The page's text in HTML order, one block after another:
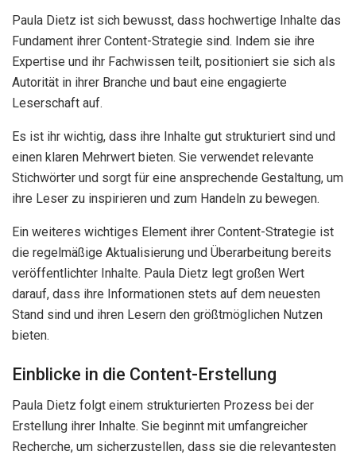
Paula Dietz ist sich bewusst, dass hochwertige Inhalte das
Fundament ihrer Content-Strategie sind. Indem sie ihre
Expertise und ihr Fachwissen teilt, positioniert sie sich als
Autorität in ihrer Branche und baut eine engagierte
Leserschaft auf.
Es ist ihr wichtig, dass ihre Inhalte gut strukturiert sind und
einen klaren Mehrwert bieten. Sie verwendet relevante
Stichwörter und sorgt für eine ansprechende Gestaltung, um
ihre Leser zu inspirieren und zum Handeln zu bewegen.
Ein weiteres wichtiges Element ihrer Content-Strategie ist
die regelmäßige Aktualisierung und Überarbeitung bereits
veröffentlichter Inhalte. Paula Dietz legt großen Wert
darauf, dass ihre Informationen stets auf dem neuesten
Stand sind und ihren Lesern den größtmöglichen Nutzen
bieten.
Einblicke in die Content-Erstellung
Paula Dietz folgt einem strukturierten Prozess bei der
Erstellung ihrer Inhalte. Sie beginnt mit umfangreicher
Recherche, um sicherzustellen, dass sie die relevantesten